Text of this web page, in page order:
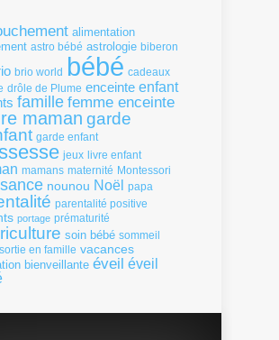
alimentation
astro bébé astrologie biberon
brio world bébé cadeaux
drôle de Plume enceinte enfant
famille femme enceinte
maman garde
garde enfant
jeux livre enfant
mamans maternité Montessori
nounou Noël papa
parentalité positive
portage prématurité
soin bébé sommeil
sortie en famille vacances
bienveillante éveil éveil